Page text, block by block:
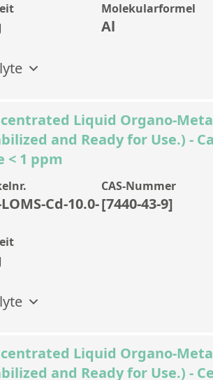
Molekularformel
Al
Liquid Organo-
and Ready for Use.) -
< 1 ppm
Cd-10.0-
CAS-Nummer
[7440-43-9]
Liquid Organo-
and Ready for Use.) -